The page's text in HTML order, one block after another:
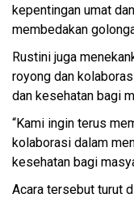
kepentingan umat
membedakan
Rustini juga
royong dan
dan kesehatan bagi
“Kami ingin terus
kolaborasi dalam
kesehatan bagi
Acara tersebut turut